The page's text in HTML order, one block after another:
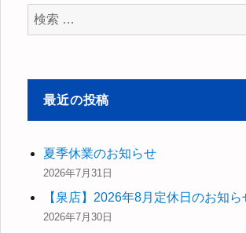
検
索
象:
最近の投稿
夏季休業のお知らせ
2026年7月31日
【泉店】2026年8月定休日のお知ら
2026年7月30日